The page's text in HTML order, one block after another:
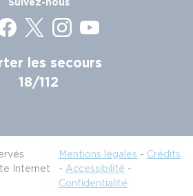
les secours
18/112
Internet
Mentions légales - Crédits
- Accessibilité -
Confidentialité